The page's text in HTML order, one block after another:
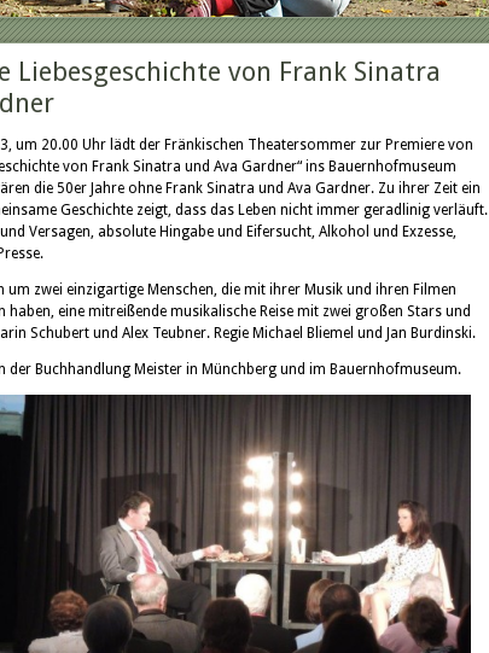
Liebesgeschichte von Frank Sinatra
um 20.00 Uhr lädt der Fränkischen Theatersommer zur Premiere von
von Frank Sinatra und Ava Gardner“ ins Bauernhofmuseum
die 50er Jahre ohne Frank Sinatra und Ava Gardner. Zu ihrer Zeit ein
Geschichte zeigt, dass das Leben nicht immer geradlinig verläuft.
Versagen, absolute Hingabe und Eifersucht, Alkohol und Exzesse,
um zwei einzigartige Menschen, die mit ihrer Musik und ihren Filmen
haben, eine mitreißende musikalische Reise mit zwei großen Stars und
Schubert und Alex Teubner. Regie Michael Bliemel und Jan Burdinski.
der Buchhandlung Meister in Münchberg und im Bauernhofmuseum.